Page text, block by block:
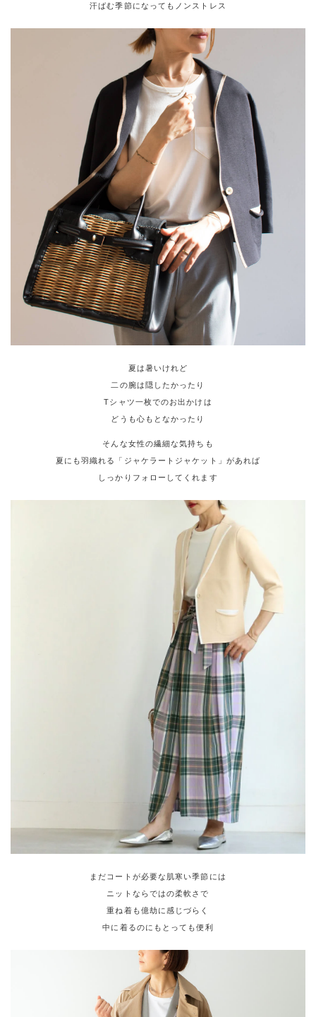
汗ばむ季節になってもノンストレス
夏は暑いけれど
二の腕は隠したかったり
Tシャツ一枚でのお出かけは
どうも心もとなかったり
そんな女性の繊細な気持ちも
夏にも羽織れる「ジャケラートジャケット」があれば
しっかりフォローしてくれます
まだコートが必要な肌寒い季節には
ニットならではの柔軟さで
重ね着も億劫に感じづらく
中に着るのにもとっても便利